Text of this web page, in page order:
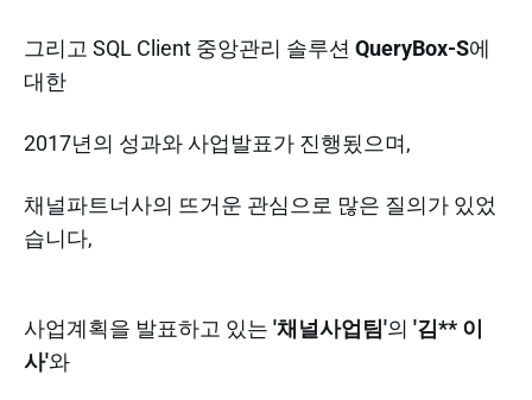
그리고 SQL Client 중앙관리 솔루션 QueryBox-S에
대한
2017년의 성과와 사업발표가 진행됬으며,
채널파트너사의 뜨거운 관심으로 많은 질의가 있었
습니다,
사업계획을 발표하고 있는 '채널사업팀'의 '김** 이
사'와​